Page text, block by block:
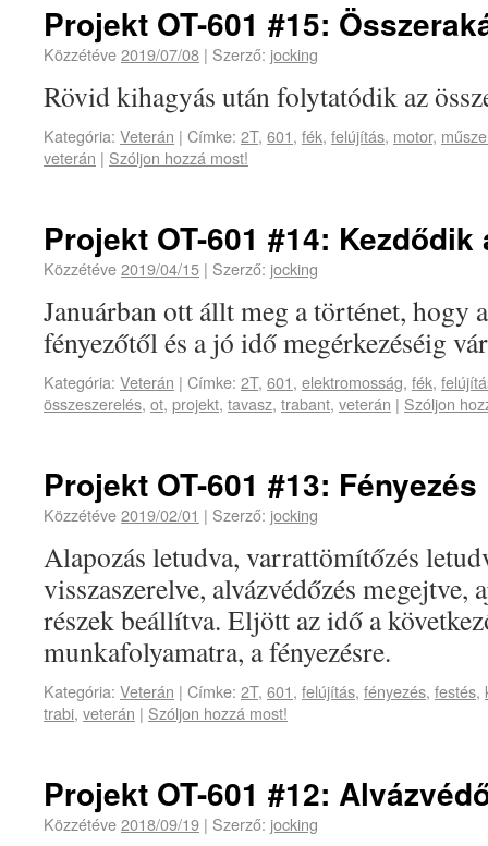
Projekt OT-601 #15:
Közzétéve2019/07/08 | Szerző: jocking
Rövid kihagyás után folytatódik az
Kategória: Veterán | Címke: 2T, 601, fék, felújítás, motor,
veterán | Szóljon hozzá most!
Projekt OT-601 #14:
Közzétéve2019/04/15 | Szerző: jocking
Januárban ott állt meg a történet, hogy
fényezőtől és a jó idő megérkezéséig
Kategória: Veterán | Címke: 2T, 601, elektromosság, fék,
összeszerelés, ot, projekt, tavasz, trabant, veterán | Szóljon
Projekt OT-601 #13: Fényezés
Közzétéve2019/02/01 | Szerző: jocking
Alapozás letudva, varrattömítőzés
visszaszerelve, alvázvédőzés
részek beállítva. Eljött az idő a
munkafolyamatra, a fényezésre.
Kategória: Veterán | Címke: 2T, 601, felújítás, fényezés, festés,
trabi, veterán | Szóljon hozzá most!
Projekt OT-601 #12:
Közzétéve2018/09/19 | Szerző: jocking